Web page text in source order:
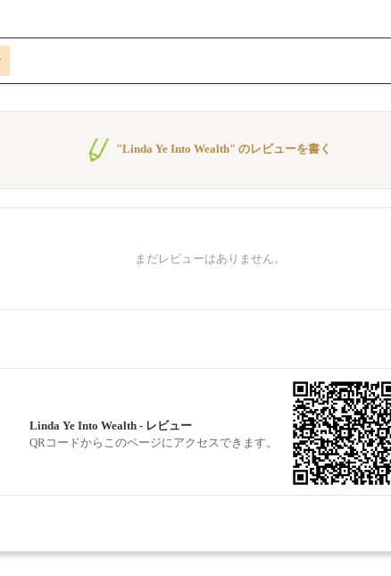
"Linda Ye Into Wealth" のレビューを書く
まだレビューはありません。
Linda Ye Into Wealth - レビュー
QRコードからこのページにアクセスできます。